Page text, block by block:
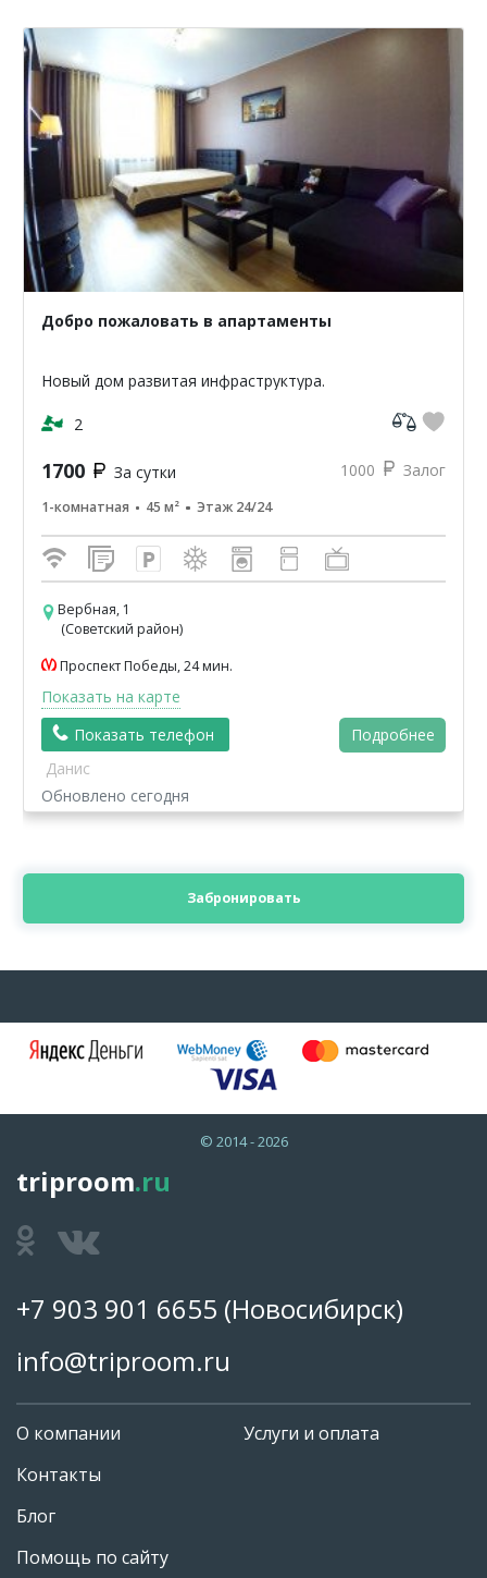
Добро пожаловать в апартаменты
Новый дом развитая инфраструктура.
2
1700 За сутки 1000 Залог
1-комнатная 45 м² Этаж 24/24
Вербная, 1
(Советский район)
Проспект Победы, 24 мин.
Показать на карте
Показать телефон
Подробнее
Данис
Обновлено сегодня
Забронировать
© 2014 - 2026
triproom.ru
+7 903 901 6655 (Новосибирск)
info@triproom.ru
О компании
Контакты
Блог
Помощь по сайту
Услуги и оплата